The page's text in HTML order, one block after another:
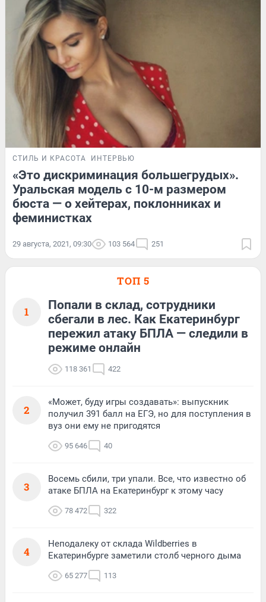
СТИЛЬ И КРАСОТА ИНТЕРВЬЮ
«Это дискриминация большегрудых».
Уральская модель с 10-м размером
бюста — о хейтерах, поклонниках и
феминистках
29 августа, 2021, 09:30 103 564 251
ТОП 5
1
Попали в склад, сотрудники
сбегали в лес. Как Екатеринбург
пережил атаку БПЛА — следили в
режиме онлайн
118 361 422
2
«Может, буду игры создавать»: выпускник
получил 391 балл на ЕГЭ, но для поступления в
вуз они ему не пригодятся
95 646 40
3
Восемь сбили, три упали. Все, что известно об
атаке БПЛА на Екатеринбург к этому часу
78 472 322
4
Неподалеку от склада Wildberries в
Екатеринбурге заметили столб черного дыма
65 277 113